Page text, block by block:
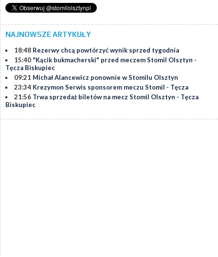
NAJNOWSZE ARTYKUŁY
18:48 Rezerwy chcą powtórzyć wynik sprzed tygodnia
15:40 "Kącik bukmacherski" przed meczem Stomil Olsztyn -
Tęcza Biskupiec
09:21 Michał Alancewicz ponownie w Stomilu Olsztyn
23:34 Krezymon Serwis sponsorem meczu Stomil - Tęcza
21:56 Trwa sprzedaż biletów na mecz Stomil Olsztyn - Tęcza
Biskupiec